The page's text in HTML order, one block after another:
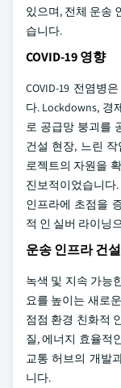
있으며, 전체 운송
습니다.
COVID-19 영향
COVID-19 전염병
다. Lockdowns, 경
로 공급망 붕괴를
건설 현장, 느린
로젝트의 자원을
진보적이었습니다
인프라에 초점을
적 인 실버 라이닝
운송 인프라 건
녹색 및 지속 가능
요를 높이는 새로
점점 환경 친화적
질, 에너지 효율적
교통 허브의 개발
니다.